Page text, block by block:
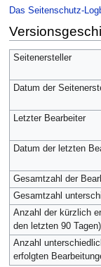
Das Seitenschutz-
Seitenersteller
Datum der
Letzter Bearbeiter
Datum der letzten
Gesamtzahl der
Gesamtzahl
Anzahl der kürzlich
den letzten 90 Tagen)
Anzahl
erfolgten